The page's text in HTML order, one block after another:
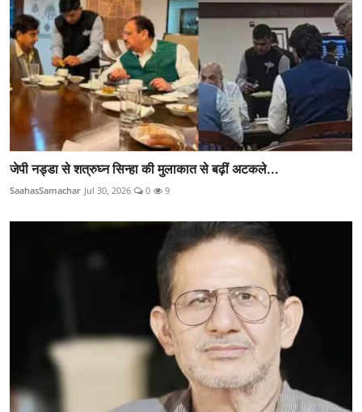
जेपी नड्डा से शत्रुघ्न सिन्हा की मुलाकात से बढ़ीं अटकले...
SaahasSamachar Jul 30, 2026 0 9